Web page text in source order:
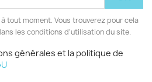
tout moment. Vous trouverez pour cela
les conditions d'utilisation du site.
générales et la politique de